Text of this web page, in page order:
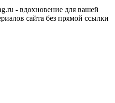
- вдохновение для вашей
сайта без прямой ссылки